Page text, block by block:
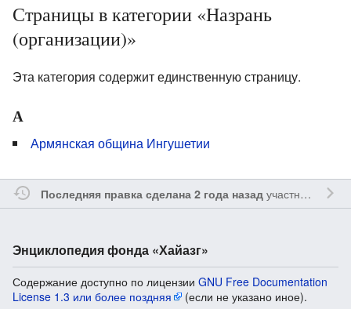
Страницы в категории «Назрань
(организации)»
Эта категория содержит единственную страницу.
А
Армянская община Ингушетии
Последняя правка сделана 2 года назадучастником
Энциклопедия фонда «Хайазг»
Содержание доступно по лицензии GNU Free Documentation
License 1.3 или более поздняя
(если не указано иное).